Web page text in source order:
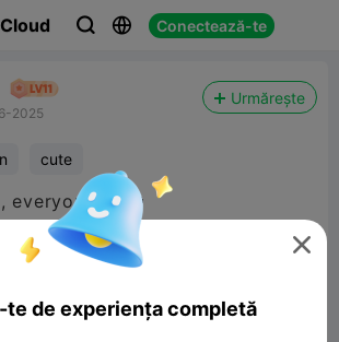
  Conectează-te
2025
Urmărește
cute
everyone! 🍴😊

te de experiența completă